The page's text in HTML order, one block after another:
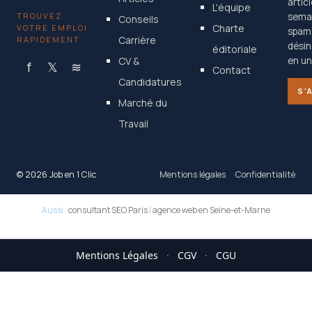
TROUVEZ
VOTRE EMPLOI
RAPIDEMENT
f 𝕏 ≋
Conseils
Carrière
CV &
Candidatures
Marché du
Travail
L'équipe
Charte
éditoriale
Contact
en
© 2026 Job en 1 Clic Mentions légales Confidentialité
Aussi :consultant SEO Paris|agence web en Seine-et-Marne
Mentions Légales · CGV · CGU